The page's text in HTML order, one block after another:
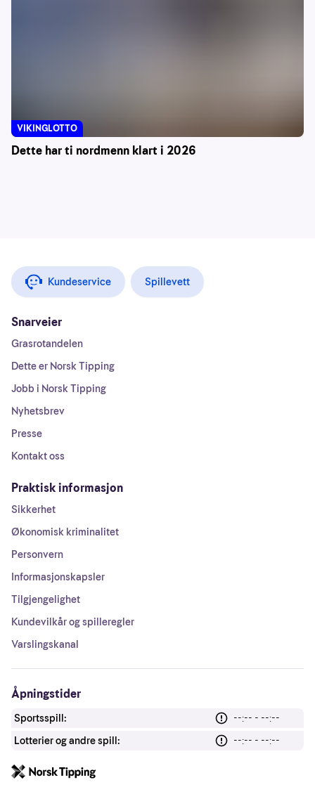
Dette har ti nordmenn klart i 2026
VIKINGLOTTO
Kundeservice Spillevett
Snarveier
Grasrotandelen
Dette er Norsk Tipping
Jobb i Norsk Tipping
Nyhetsbrev
Presse
Kontakt oss
Praktisk informasjon
Sikkerhet
Økonomisk kriminalitet
Personvern
Informasjonskapsler
Tilgjengelighet
Kundevilkår og spilleregler
Varslingskanal
Åpningstider
Sportsspill:
--:-- - --:--
Lotterier og andre spill:
--:-- - --:--